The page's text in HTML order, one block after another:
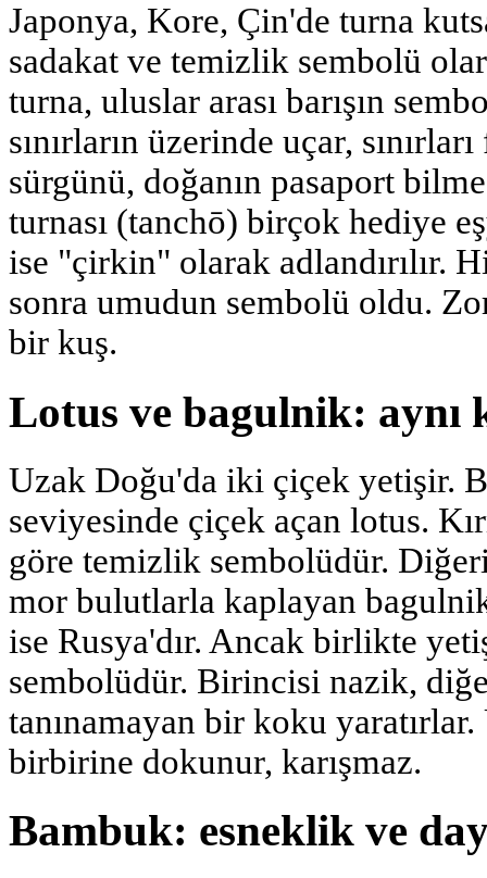
Japonya, Kore, Çin'de turna
sadakat ve temizlik sembolü
turna, uluslar arası barışın
sınırların üzerinde uçar,
sürgünü, doğanın pasaport
turnası (tanchō) birçok hediye
ise "çirkin" olarak adlandırılır.
sonra umudun sembolü oldu.
bir kuş.
Lotus ve bagulnik: aynı
Uzak Doğu'da iki çiçek yetişir.
seviyesinde çiçek açan lotus.
göre temizlik sembolüdür.
mor bulutlarla kaplayan
ise Rusya'dır. Ancak birlikte
sembolüdür. Birincisi nazik,
tanınamayan bir koku
birbirine dokunur, karışmaz.
Bambuk: esneklik ve